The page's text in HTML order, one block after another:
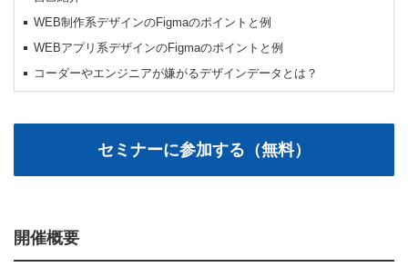
WEB制作系デザインのFigmaのポイントと例
WEBアプリ系デザインのFigmaのポイントと例
コーダーやエンジニアが嫌がるデザインデータとは？
開催概要